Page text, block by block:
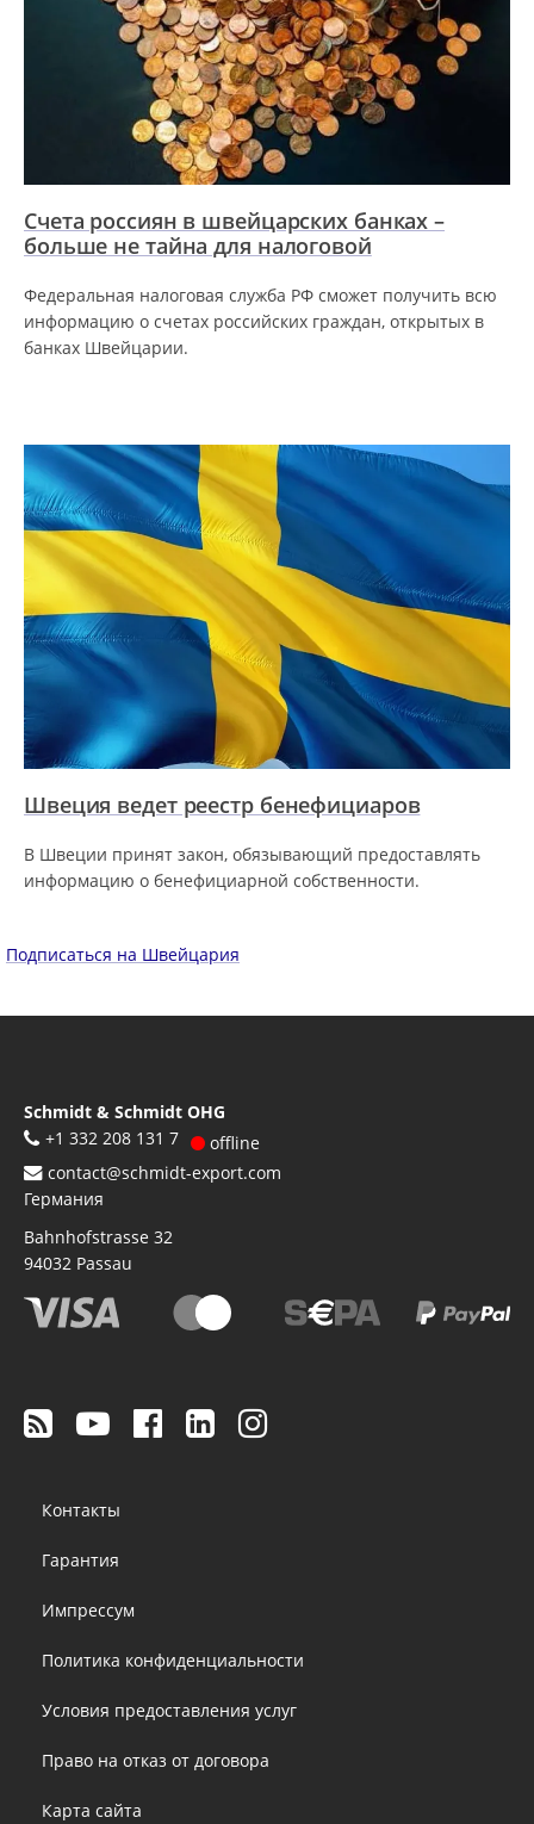
Счета россиян в швейцарских банках –
больше не тайна для налоговой
Федеральная налоговая служба РФ сможет получить всю
информацию о счетах российских граждан, открытых в
банках Швейцарии.
Швеция ведет реестр бенефициаров
В Швеции принят закон, обязывающий предоставлять
информацию о бенефициарной собственности.
Подписаться на Швейцария
Schmidt & Schmidt OHG
+1 332 208 131 7
offline
contact@schmidt-export.com
Германия
Bahnhofstrasse 32
94032 Passau
menu
Контакты
Гарантия
Импрессум
Политика конфиденциальности
Условия предоставления услуг
Право на отказ от договора
Карта сайта